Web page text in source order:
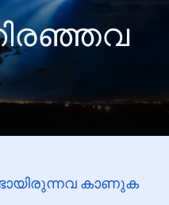
കാണുക